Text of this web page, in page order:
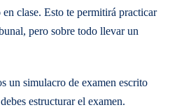
clase. Esto te permitirá practicar
pero sobre todo llevar un
un simulacro de examen escrito
estructurar el examen.